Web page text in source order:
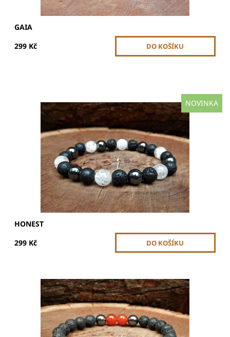
GAIA
299 Kč
NOVINKA
Velikost korálků je 8 mm a celková velikost náramku je 17-
18 cm. Korálky jsou navlečeny na dvojité gumičce.
Náramek je pružný, díky gumičce má univerzální velikost.
Dostupnost:
Skladem
HONEST
299 Kč
Velikost korálků je 8 mm a celková velikost náramku je 20 -
21 cm. Korálky jsou navlečeny na dvojité gumičce.
Náramek je pružný, díky gumičce má univerzální pánskou
velikost.
Dostupnost:
Skladem